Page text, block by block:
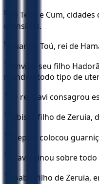
8
De Tebá e Cum,
utensílios.
9 Quando Toú, rei de
10
enviou seu filho
mandou todo tipo de
11 O rei Davi consagrou
12 Abisai, filho de
13 Depois colocou
14 Davi reinou sobre
15 Joabe, filho de